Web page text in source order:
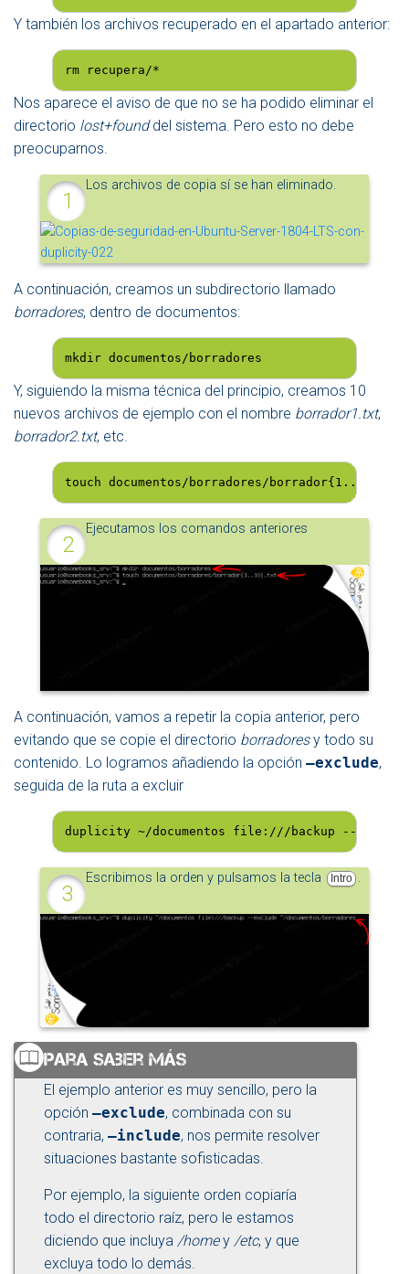
Y también los archivos recuperado en el apartado anterior:
rm recupera/*
Nos aparece el aviso de que no se ha podido eliminar el
directorio lost+founddel sistema. Pero esto no debe
preocuparnos.
Los archivos de copia sí se han eliminado.
A continuación, creamos un subdirectorio llamado
borradores, dentro de documentos:
mkdir documentos/borradores
Y, siguiendo la misma técnica del principio, creamos 10
nuevos archivos de ejemplo con el nombre borrador1.txt,
borrador2.txt, etc.
touch documentos/borradores/borrador{1..10}.txt
Ejecutamos los comandos anteriores
A continuación, vamos a repetir la copia anterior, pero
evitando que se copie el directorio borradoresy todo su
contenido. Lo logramos añadiendo la opción –exclude,
seguida de la ruta a excluir
duplicity ~/documentos file:///backup --exclude
Escribimos la orden y pulsamos la tecla Intro .
El ejemplo anterior es muy sencillo, pero la
opción –exclude, combinada con su
contraria, –include, nos permite resolver
situaciones bastante sofisticadas.
Por ejemplo, la siguiente orden copiaría
todo el directorio raíz, pero le estamos
diciendo que incluya /homey /etc, y que
excluya todo lo demás.